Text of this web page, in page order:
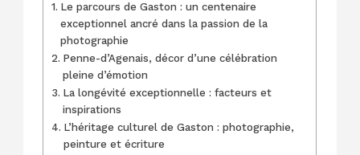
Le parcours de Gaston : un centenaire
exceptionnel ancré dans la passion de la
photographie
Penne-d’Agenais, décor d’une célébration
pleine d’émotion
La longévité exceptionnelle : facteurs et
inspirations
L’héritage culturel de Gaston : photographie,
peinture et écriture